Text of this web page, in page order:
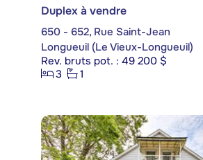
Duplex à vendre
650 - 652, Rue Saint-Jean
Longueuil (Le Vieux-Longueuil)
Rev. bruts pot. : 49 200 $
3
1